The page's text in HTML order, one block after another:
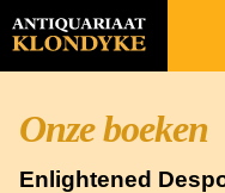
Onze boeken
Enlightened